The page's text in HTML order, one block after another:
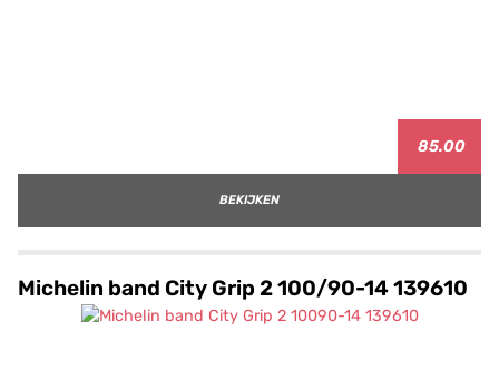
85.00
BEKIJKEN
Michelin band City Grip 2 100/90-14 139610